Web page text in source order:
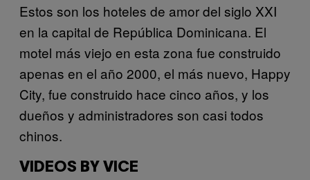
Estos son los hoteles de amor del siglo XXI
en la capital de República Dominicana. El
motel más viejo en esta zona fue construido
apenas en el año 2000, el más nuevo, Happy
City, fue construido hace cinco años, y los
dueños y administradores son casi todos
chinos.
VIDEOS BY VICE